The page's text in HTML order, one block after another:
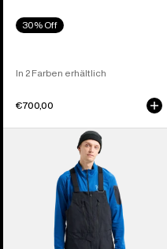
30% Off
In 2 Farben erhältlich
€700,00